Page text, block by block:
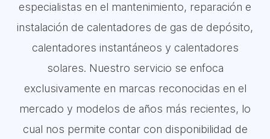
especialistas en el mantenimiento, reparación e
instalación de calentadores de gas de depósito,
calentadores instantáneos y calentadores
solares. Nuestro servicio se enfoca
exclusivamente en marcas reconocidas en el
mercado y modelos de años más recientes, lo
cual nos permite contar con disponibilidad de